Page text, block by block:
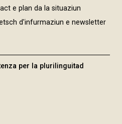
e plan da la situaziun
d'infurmaziun e newsletter
per la plurilinguitad